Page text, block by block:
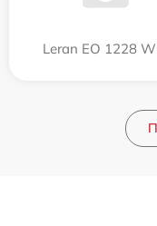
Leran EO 1228